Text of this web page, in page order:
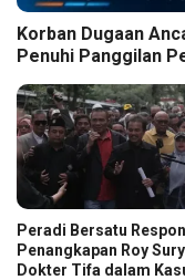
Korban Dugaan
Penuhi Panggilan
Peradi Bersatu
Penangkapan Roy
Dokter Tifa dalam